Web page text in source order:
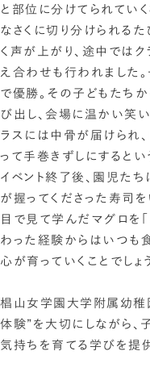
と部位に分けてられてい
なさくに切り分けられるた
く声が上がり、途中では
え合わせも行われました
で優勝。その子どもたち
び出し、会場に温かい笑
ラスには中骨が届けられ
って手巻きずしにするとい
イベント終了後、園児た
が握ってくださった寿司
目で見て学んだマグロを
わった経験からはいつも
心が育っていくことでしょう
椙山女学園大学附属幼稚
体験”を大切にしながら、
気持ちを育てる学びを提供